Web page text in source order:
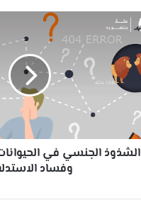
الشذوذ الجنسي في
وفساد